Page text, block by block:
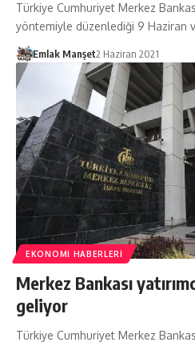
Türkiye Cumhuriyet Merkez
yöntemiyle düzenlediği 9 Haziran
Emlak Manşet2 Haziran 2021
EKONOMI HABERLERI
Merkez Bankası
geliyor
Türkiye Cumhuriyet Merkez